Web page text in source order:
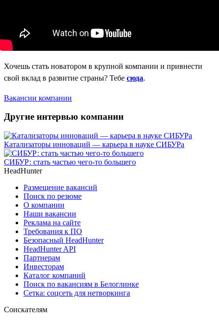
Хочешь стать новатором в крупной компании и привнести
свой вклад в развитие страны? Тебе сюда.
Вакансии компании
Другие интервью компании
Катализаторы инноваций — карьера в науке СИБУРа
СИБУР: стать частью чего-то большего
HeadHunter
Размещение вакансий
Поиск по резюме
О компании
Наши вакансии
Реклама на сайте
Требования к ПО
Безопасный HeadHunter
HeadHunter API
Партнерам
Инвесторам
Каталог компаний
Поиск по вакансиям в Белоглинке
Сетка: соцсеть для нетворкинга
Соискателям